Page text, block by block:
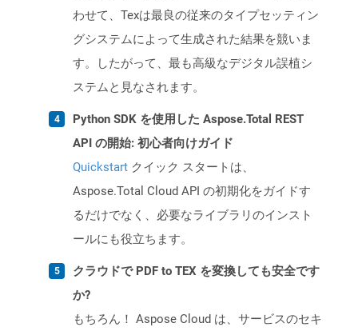
わせて、Texは最良の従来のタイプセッティン
グシステムによって生成された結果を競いま
す。したがって、最も高級なデジタル誤植シ
ステムと見なされます。
Python SDK を使用した Aspose.Total REST
API の開始: 初心者向けガイド
Quickstart クイック スタートは、
Aspose.Total Cloud API の初期化をガイドす
るだけでなく、必要なライブラリのインスト
ールにも役立ちます。
クラウドで PDF to TEX を変換しても安全です
か?
もちろん！ Aspose Cloud は、サービスのセキ